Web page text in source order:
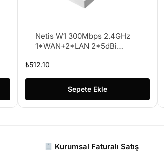
Netis W1 300Mbps 2.4GHz
1*WAN+2*LAN 2*5dBi
Smart Kablosuz Router
₺512.10
Sepete Ekle
Kurumsal Faturalı Satış